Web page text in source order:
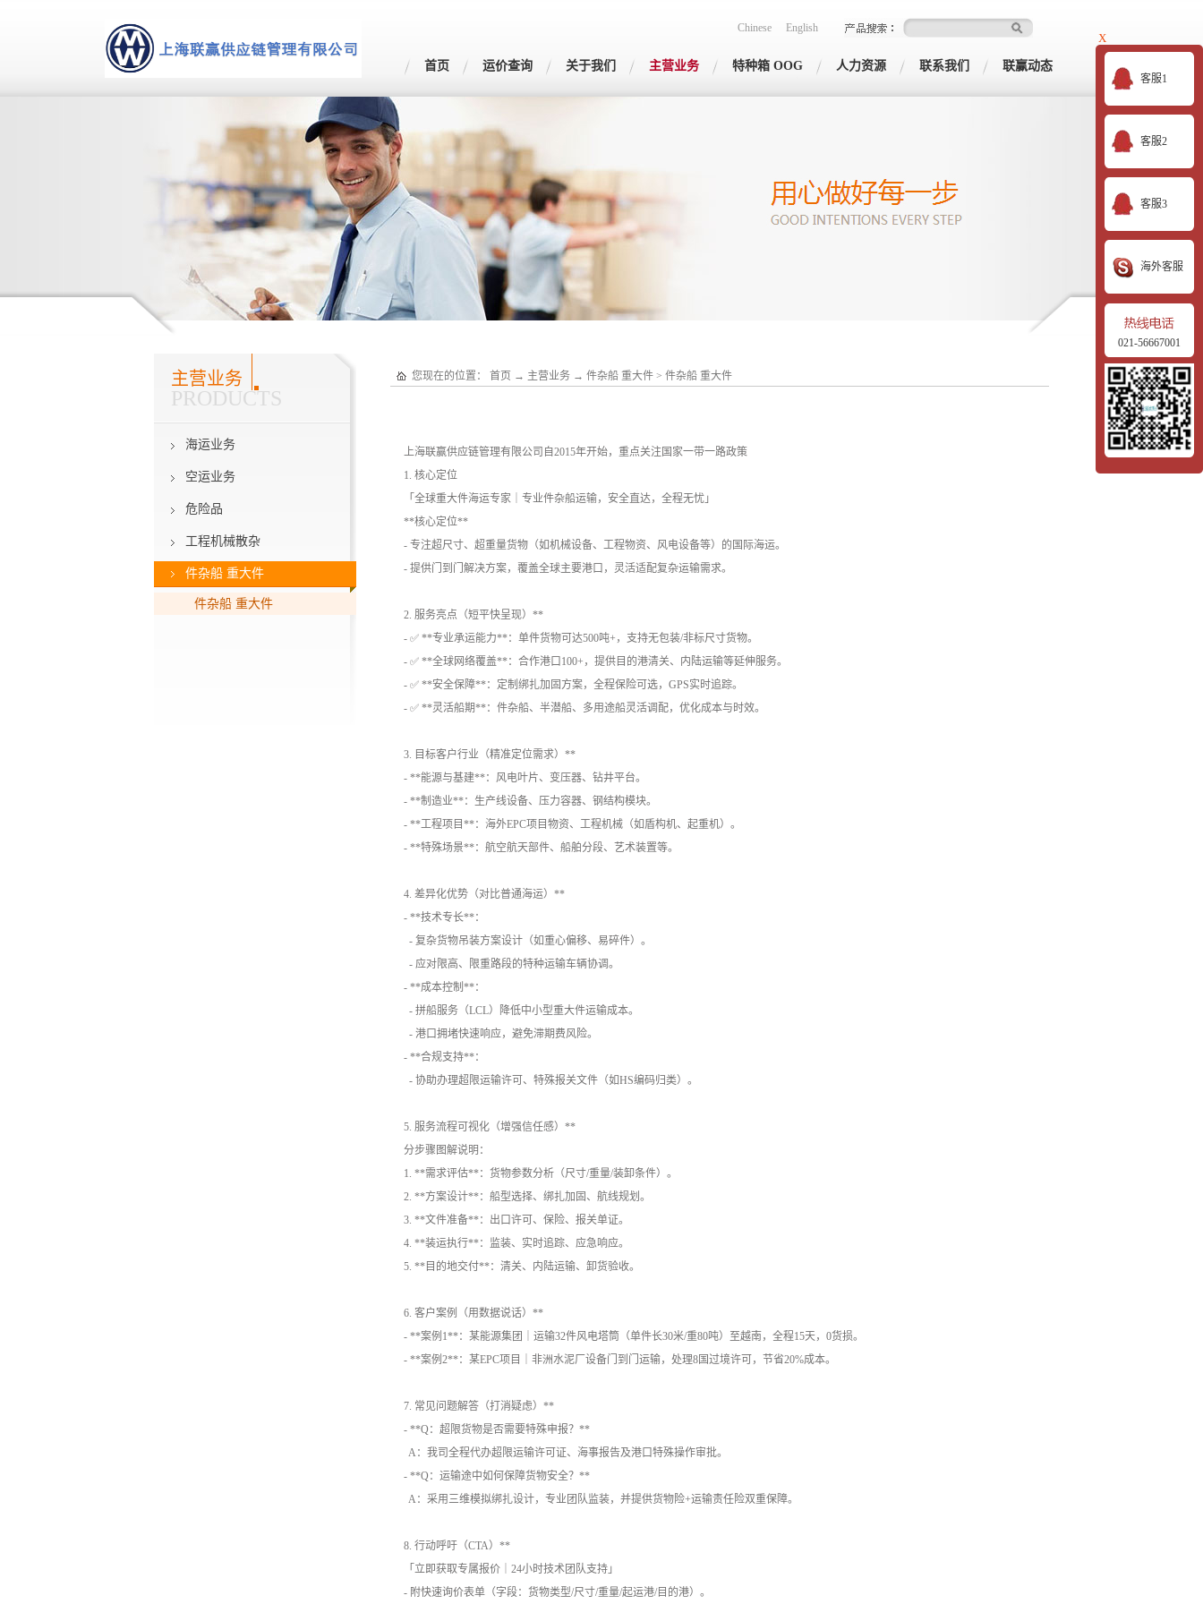
Chinese English
首页 运价查询 关于我们 主营业务 特种箱 OOG 人力资源 联系我们 联赢动态
主营业务
PRODUCTS
海运业务
空运业务
危险品
工程机械散杂
件杂船 重大件
件杂船 重大件
您现在的位置： 首页 → 主营业务 → 件杂船 重大件 > 件杂船 重大件
上海联赢供应链管理有限公司自2015年开始，重点关注国家一带一路政策
1. 核心定位
「全球重大件海运专家｜专业件杂船运输，安全直达，全程无忧」
**核心定位**
- 专注超尺寸、超重量货物（如机械设备、工程物资、风电设备等）的国际海运。
- 提供门到门解决方案，覆盖全球主要港口，灵活适配复杂运输需求。
2. 服务亮点（短平快呈现）**
- ✅ **专业承运能力**：单件货物可达500吨+，支持无包装/非标尺寸货物。
- ✅ **全球网络覆盖**：合作港口100+，提供目的港清关、内陆运输等延伸服务。
- ✅ **安全保障**：定制绑扎加固方案，全程保险可选，GPS实时追踪。
- ✅ **灵活船期**：件杂船、半潜船、多用途船灵活调配，优化成本与时效。
3. 目标客户行业（精准定位需求）**
- **能源与基建**：风电叶片、变压器、钻井平台。
- **制造业**：生产线设备、压力容器、钢结构模块。
- **工程项目**：海外EPC项目物资、工程机械（如盾构机、起重机）。
- **特殊场景**：航空航天部件、船舶分段、艺术装置等。
4. 差异化优势（对比普通海运）**
- **技术专长**：
- 复杂货物吊装方案设计（如重心偏移、易碎件）。
- 应对限高、限重路段的特种运输车辆协调。
- **成本控制**：
- 拼船服务（LCL）降低中小型重大件运输成本。
- 港口拥堵快速响应，避免滞期费风险。
- **合规支持**：
- 协助办理超限运输许可、特殊报关文件（如HS编码归类）。
5. 服务流程可视化（增强信任感）**
分步骤图解说明：
1. **需求评估**：货物参数分析（尺寸/重量/装卸条件）。
2. **方案设计**：船型选择、绑扎加固、航线规划。
3. **文件准备**：出口许可、保险、报关单证。
4. **装运执行**：监装、实时追踪、应急响应。
5. **目的地交付**：清关、内陆运输、卸货验收。
6. 客户案例（用数据说话）**
- **案例1**：某能源集团｜运输32件风电塔筒（单件长30米/重80吨）至越南，全程15天，0货损。
- **案例2**：某EPC项目｜非洲水泥厂设备门到门运输，处理8国过境许可，节省20%成本。
7. 常见问题解答（打消疑虑）**
- **Q：超限货物是否需要特殊申报？**
A：我司全程代办超限运输许可证、海事报告及港口特殊操作审批。
- **Q：运输途中如何保障货物安全？**
A：采用三维模拟绑扎设计，专业团队监装，并提供货物险+运输责任险双重保障。
8. 行动呼吁（CTA）**
「立即获取专属报价｜24小时技术团队支持」
- 附快速询价表单（字段：货物类型/尺寸/重量/起运港/目的港）。
X
客服1
客服2
客服3
海外客服
021-56667001